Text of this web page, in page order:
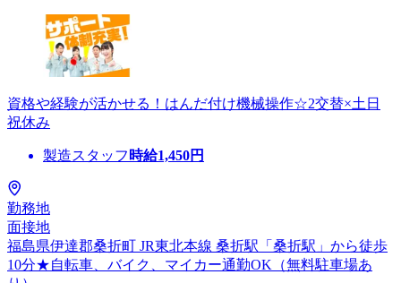
資格や経験が活かせる！はんだ付け機械操作☆2交替×土日
祝休み
製造スタッフ 時給1,450円
勤務地
面接地
福島県伊達郡桑折町 JR東北本線 桑折駅「桑折駅」から徒歩
10分★自転車、バイク、マイカー通勤OK（無料駐車場あ